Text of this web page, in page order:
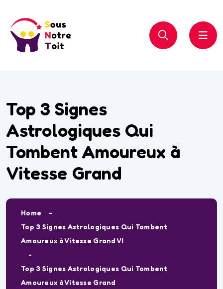
Top 3 Signes
Astrologiques Qui
Tombent Amoureux à
Vitesse Grand
Home
Top 3 Signes Astrologiques Qui Tombent
Amoureux à Vitesse Grand V!
Top 3 Signes Astrologiques Qui Tombent
Amoureux à Vitesse Grand